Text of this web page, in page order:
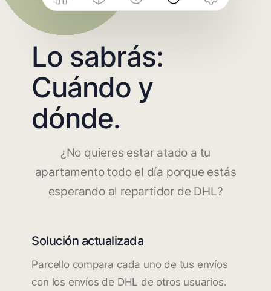
Lo sabrás:
Cuándo y
dónde.
¿No quieres estar atado a tu
apartamento todo el día porque estás
esperando al repartidor de DHL?
Solución actualizada
Parcello compara cada uno de tus envíos
con los envíos de DHL de otros usuarios.